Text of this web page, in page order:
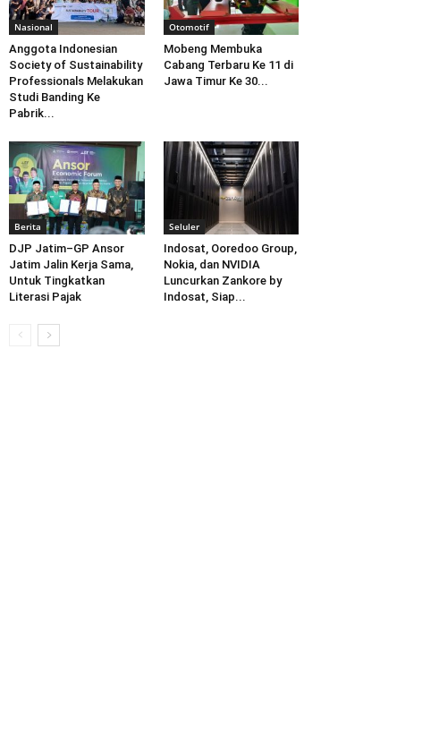
Nasional
Anggota Indonesian
Society of Sustainability
Professionals Melakukan
Studi Banding Ke
Pabrik...
Otomotif
Mobeng Membuka
Cabang Terbaru Ke 11 di
Jawa Timur Ke 30...
Berita
DJP Jatim–GP Ansor
Jatim Jalin Kerja Sama,
Untuk Tingkatkan
Literasi Pajak
Seluler
Indosat, Ooredoo Group,
Nokia, dan NVIDIA
Luncurkan Zankore by
Indosat, Siap...